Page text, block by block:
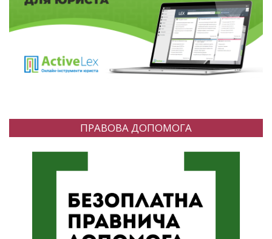
ПРАВОВА ДОПОМОГА